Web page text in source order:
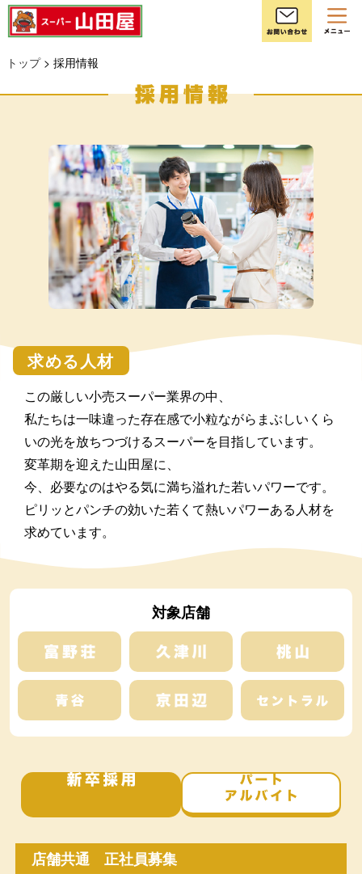
お
トップ> 採用情報
求める人材
この厳しい小売スーパー業界の中、
私たちは一味違った存在感で小粒ながらまぶしいくら
いの光を放ちつづけるスーパーを目指しています。
変革期を迎えた山田屋に、
今、必要なのはやる気に満ち溢れた若いパワーです。
ピリッとパンチの効いた若くて熱いパワーある人材を
求めています。
対象店舗
富野荘本店 久津川店
青谷店 京田辺店
新卒採用 パ
店舗共通 正社員募集